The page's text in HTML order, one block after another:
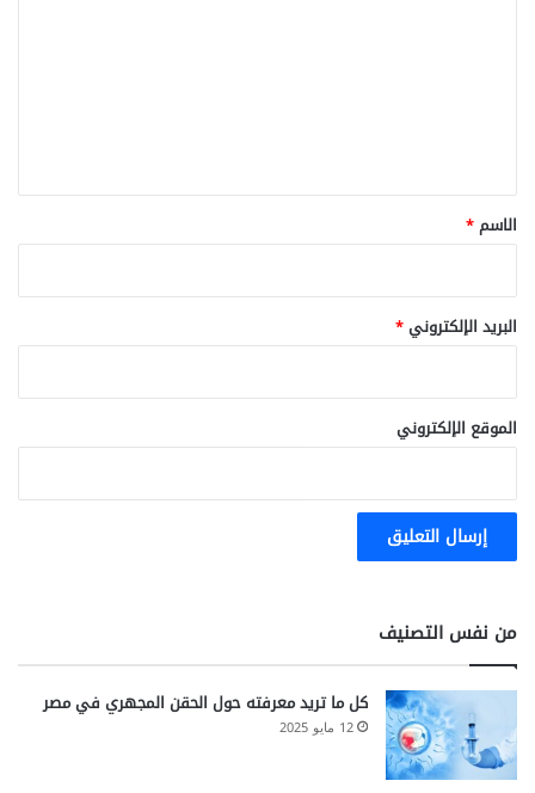
*
الاسم*
البريد الإلكتروني*
الموقع الإلكتروني
من نفس التصنيف
كل ما تريد معرفته حول الحقن المجهري في مصر
12 مايو 2025